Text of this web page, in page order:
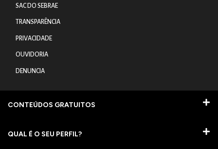
SAC DO SEBRAE
TRANSPARÊNCIA
PRIVACIDADE
OUVIDORIA
DENUNCIA
CONTEÚDOS GRATUITOS
QUAL É O SEU PERFIL?